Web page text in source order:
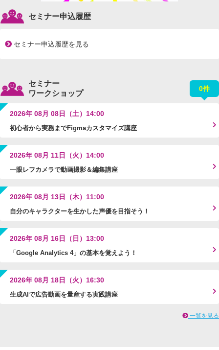
セミナー申込履歴
セミナー申込履歴を見る
セミナー
ワークショップ
0件
2026年 08月 08日（土）14:00
初心者から実務までFigmaカスタマイズ講座
2026年 08月 11日（火）14:00
一眼レフカメラで動画撮影＆編集講座
2026年 08月 13日（木）11:00
自分のキャラクターを生かした声優を目指そう！
2026年 08月 16日（日）13:00
「Google Analytics 4」の基本を覚えよう！
2026年 08月 18日（火）16:30
生成AIで広告動画を量産する実践講座
一覧を見る